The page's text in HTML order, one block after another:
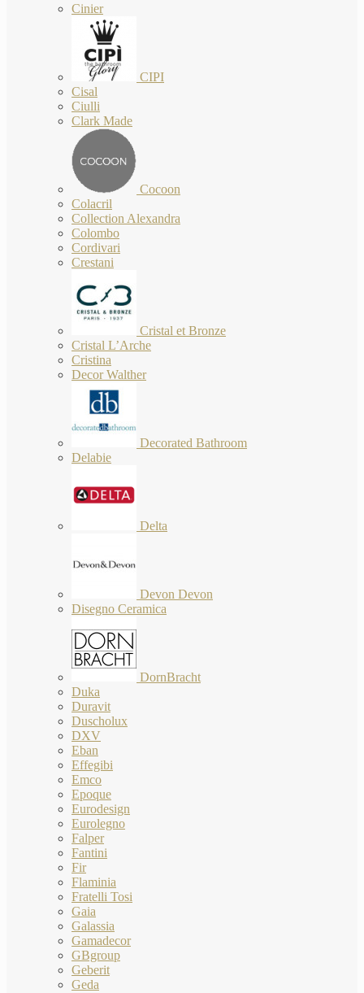
Cinier
CIPI
Cisal
Ciulli
Clark Made
Cocoon
Colacril
Collection Alexandra
Colombo
Cordivari
Crestani
Cristal et Bronze
Cristal L’Arche
Cristina
Decor Walther
Decorated Bathroom
Delabie
Delta
Devon Devon
Disegno Ceramica
DornBracht
Duka
Duravit
Duscholux
DXV
Eban
Effegibi
Emco
Epoque
Eurodesign
Eurolegno
Falper
Fantini
Fir
Flaminia
Fratelli Tosi
Gaia
Galassia
Gamadecor
GBgroup
Geberit
Geda